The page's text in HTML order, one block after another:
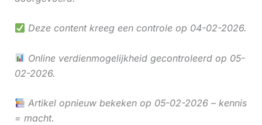
Deze content kreeg een controle op 04-02-2026.
Online verdienmogelijkheid gecontroleerd op 05-
02-2026.
Artikel opnieuw bekeken op 05-02-2026 – kennis
= macht.